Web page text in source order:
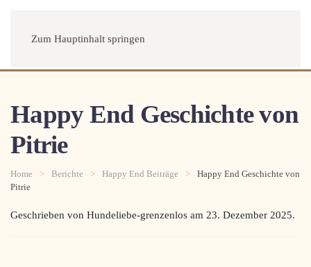
Zum Hauptinhalt springen
Menü
Happy End Geschichte von
Pitrie
Home Berichte Happy End Beiträge
Happy End Geschichte von
Pitrie
Geschrieben von Hundeliebe-grenzenlos am 23. Dezember 2025.